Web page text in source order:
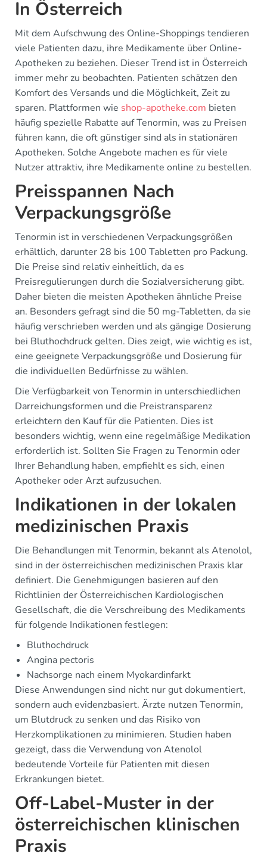
In Österreich
Mit dem Aufschwung des Online-Shoppings tendieren
viele Patienten dazu, ihre Medikamente über Online-
Apotheken zu beziehen. Dieser Trend ist in Österreich
immer mehr zu beobachten. Patienten schätzen den
Komfort des Versands und die Möglichkeit, Zeit zu
sparen. Plattformen wie shop-apotheke.com bieten
häufig spezielle Rabatte auf Tenormin, was zu Preisen
führen kann, die oft günstiger sind als in stationären
Apotheken. Solche Angebote machen es für viele
Nutzer attraktiv, ihre Medikamente online zu bestellen.
Preisspannen Nach
Verpackungsgröße
Tenormin ist in verschiedenen Verpackungsgrößen
erhältlich, darunter 28 bis 100 Tabletten pro Packung.
Die Preise sind relativ einheitlich, da es
Preisregulierungen durch die Sozialversicherung gibt.
Daher bieten die meisten Apotheken ähnliche Preise
an. Besonders gefragt sind die 50 mg-Tabletten, da sie
häufig verschrieben werden und als gängige Dosierung
bei Bluthochdruck gelten. Dies zeigt, wie wichtig es ist,
eine geeignete Verpackungsgröße und Dosierung für
die individuellen Bedürfnisse zu wählen.
Die Verfügbarkeit von Tenormin in unterschiedlichen
Darreichungsformen und die Preistransparenz
erleichtern den Kauf für die Patienten. Dies ist
besonders wichtig, wenn eine regelmäßige Medikation
erforderlich ist. Sollten Sie Fragen zu Tenormin oder
Ihrer Behandlung haben, empfiehlt es sich, einen
Apotheker oder Arzt aufzusuchen.
Indikationen in der lokalen
medizinischen Praxis
Die Behandlungen mit Tenormin, bekannt als Atenolol,
sind in der österreichischen medizinischen Praxis klar
definiert. Die Genehmigungen basieren auf den
Richtlinien der Österreichischen Kardiologischen
Gesellschaft, die die Verschreibung des Medikaments
für folgende Indikationen festlegen:
Bluthochdruck
Angina pectoris
Nachsorge nach einem Myokardinfarkt
Diese Anwendungen sind nicht nur gut dokumentiert,
sondern auch evidenzbasiert. Ärzte nutzen Tenormin,
um Blutdruck zu senken und das Risiko von
Herzkomplikationen zu minimieren. Studien haben
gezeigt, dass die Verwendung von Atenolol
bedeutende Vorteile für Patienten mit diesen
Erkrankungen bietet.
Off-Label-Muster in der
österreichischen klinischen
Praxis